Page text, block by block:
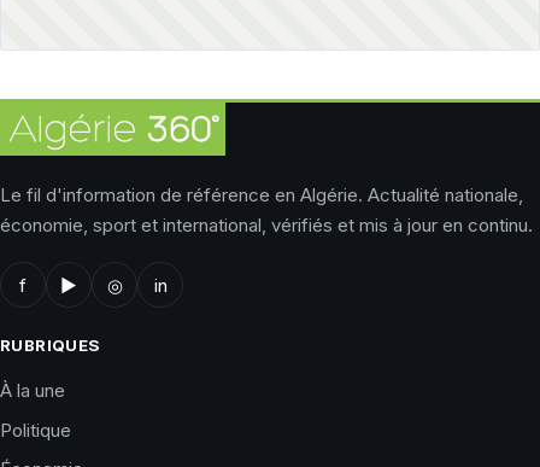
Le fil d'information de référence en Algérie. Actualité nationale,
économie, sport et international, vérifiés et mis à jour en continu.
f ▶ ◎ in
RUBRIQUES
À la une
Politique